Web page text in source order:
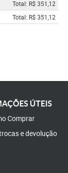
Total: R$ 351,12
Total: R$ 351,12
ÚTEIS
Comprar
e devolução